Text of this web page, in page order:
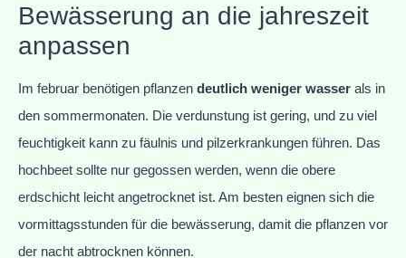
Bewässerung an die jahreszeit
anpassen
Im februar benötigen pflanzen deutlich weniger wasser als in
den sommermonaten. Die verdunstung ist gering, und zu viel
feuchtigkeit kann zu fäulnis und pilzerkrankungen führen. Das
hochbeet sollte nur gegossen werden, wenn die obere
erdschicht leicht angetrocknet ist. Am besten eignen sich die
vormittagsstunden für die bewässerung, damit die pflanzen vor
der nacht abtrocknen können.